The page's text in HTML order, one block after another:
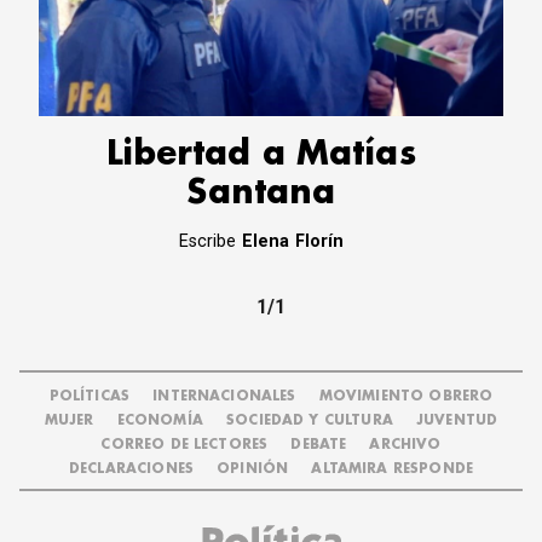
CORREO DE LECTORES
DEBATE
ARCHIVO
DECLARACIONES
OPINIÓN
ALTAMIRA RESPONDE
Política Obrera Revista
CONTACTO
Libertad a Matías
Santana
Escribe Elena Florín
1/1
POLÍTICAS INTERNACIONALES
MOVIMIENTO OBRERO
MUJER
ECONOMÍA SOCIEDAD Y CULTURA
JUVENTUD
CORREO DE LECTORES
DEBATE
ARCHIVO
DECLARACIONES
OPINIÓN ALTAMIRA RESPONDE